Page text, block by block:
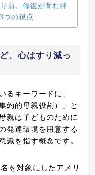
前。修復が育む絆
つの視点
、心はすり減っ
るキーワードに、
約的母親役割）」と
親は子どものために
発達環境を用意する
識を指す概念です。
を対象にしたアメリ